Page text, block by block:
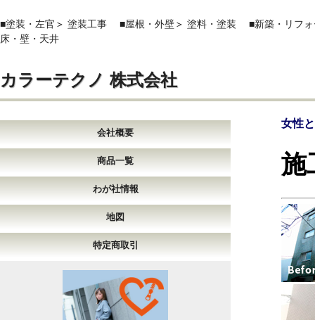
■塗装・左官 ＞ 塗装工事 ■屋根・外壁＞ 塗料・塗装
■新築・リフ
床・壁・天井
カラーテクノ 株式会社
会社概要
商品一覧
わが社情報
地図
特定商取引
女性
施